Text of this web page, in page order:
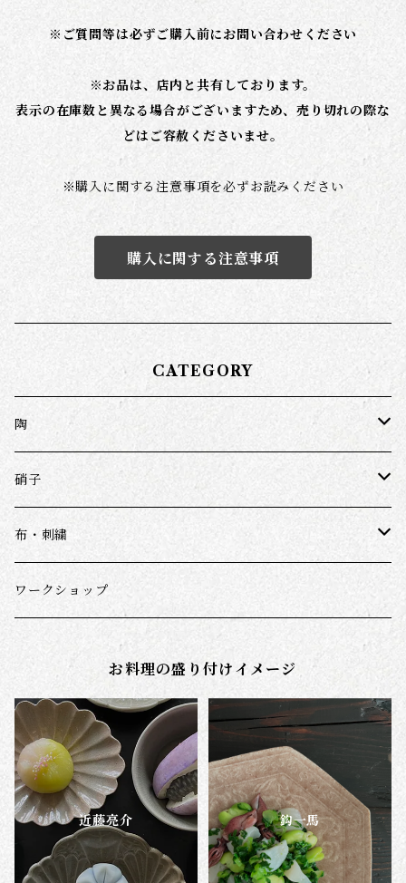
※ご質問等は必ずご購入前にお問い合わせください
※お品は、店内と共有しております。
表示の在庫数と異なる場合がございますため、売り切れの際な
どはご容赦くださいませ。
※購入に関する注意事項を必ずお読みください
購入に関する注意事項
CATEGORY
陶
近藤亮介
鈎一馬
千田徹
硝子
ワダコーヘー
スナオミガラス
帳･春の便り
帳･朝の光
帳・いつかの夕暮れ
帳･菜の花の小径
布・刺繍
ダーニング(野口光ほか)
ワークショップ
お料理の盛り付けイメージ
近藤亮介 鈎一馬